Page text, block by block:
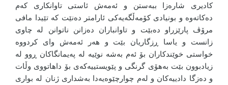
کادیری شارەزا ببەستن و ئەمەش ئاستی تاوانکاری کەم
دەکاتەوە و بونیادی کۆمەڵگەیەکی ئارامتر دەنێت کە تێیدا مافی
مرۆڤ پارێزراو دەبێت و تاوانباران دەزانن ناتوانن لە چاوی
زانست و یاسا ڕزگاریان بێت و هەر ئەمەش وای کردووە
خواستی خوێندکاران بۆ ئەم بەشە نوێیە لە پەیمانگاکان ڕوو لە
زیادبوون بێت بەهۆی گرنگی و پێویستییەکەی بۆ داهاتووی وڵات
و دەزگا دادییەکان و لەم چوارچێوەیەدا بەشداری ژنان لە بواری